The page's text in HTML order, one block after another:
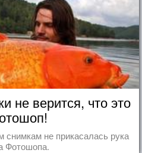
не верится, что это
снимкам не прикасалась рука
Фотошопа.